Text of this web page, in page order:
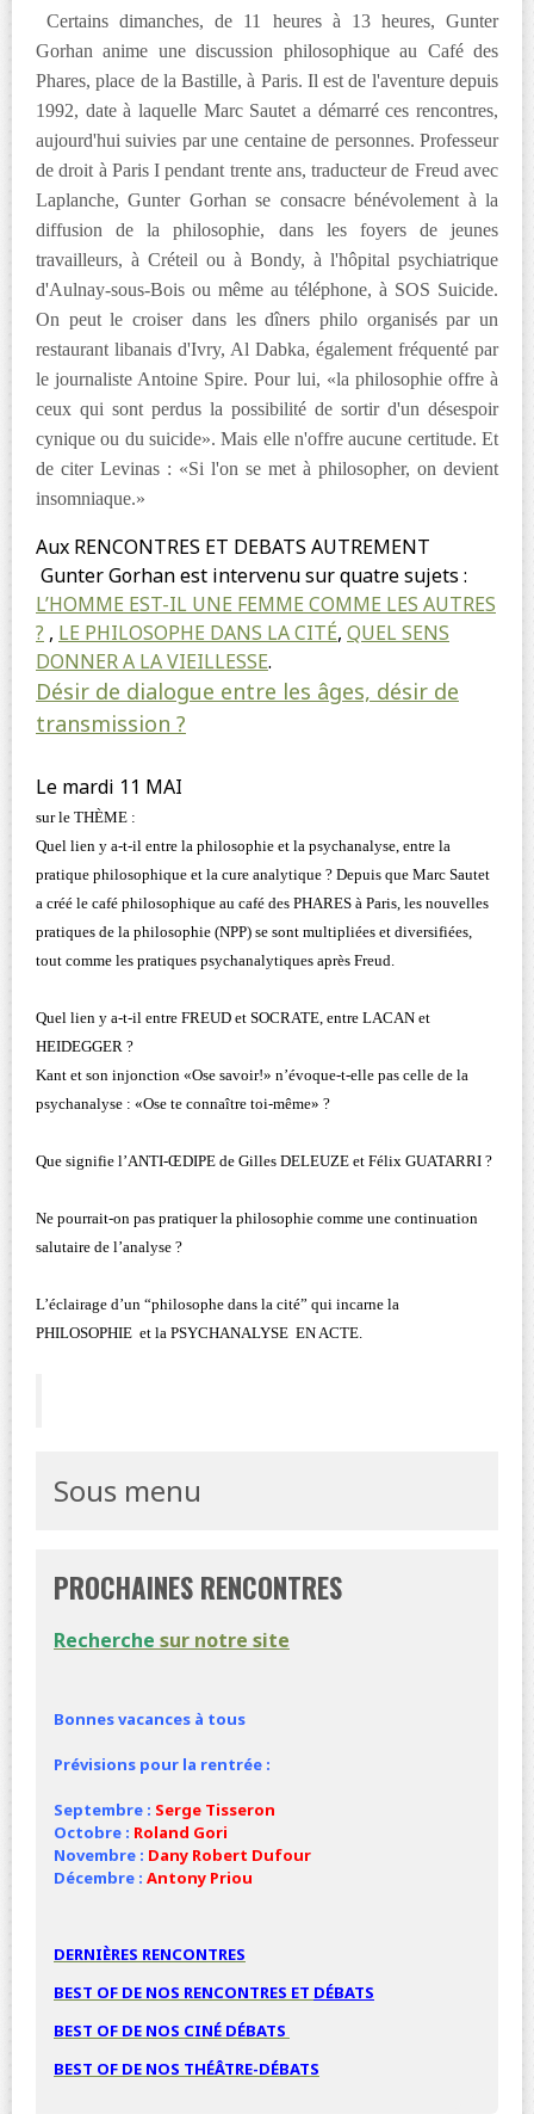
Certains dimanches, de 11 heures à 13 heures, Gunter
Gorhan anime une discussion philosophique au Café des
Phares, place de la Bastille, à Paris. Il est de l'aventure depuis
1992, date à laquelle Marc Sautet a démarré ces rencontres,
aujourd'hui suivies par une centaine de personnes. Professeur
de droit à Paris I pendant trente ans, traducteur de Freud avec
Laplanche, Gunter Gorhan se consacre bénévolement à la
diffusion de la philosophie, dans les foyers de jeunes
travailleurs, à Créteil ou à Bondy, à l'hôpital psychiatrique
d'Aulnay-sous-Bois ou même au téléphone, à SOS Suicide.
On peut le croiser dans les dîners philo organisés par un
restaurant libanais d'Ivry, Al Dabka, également fréquenté par
le journaliste Antoine Spire. Pour lui, «la philosophie offre à
ceux qui sont perdus la possibilité de sortir d'un désespoir
cynique ou du suicide». Mais elle n'offre aucune certitude. Et
de citer Levinas : «Si l'on se met à philosopher, on devient
insomniaque.»
Aux RENCONTRES ET DEBATS AUTREMENT
Gunter Gorhan est intervenu sur quatre sujets :
L’HOMME EST-IL UNE FEMME COMME LES AUTRES
? , LE PHILOSOPHE DANS LA CITÉ, QUEL SENS
DONNER A LA VIEILLESSE.
Désir de dialogue entre les âges, désir de
transmission ?
Le mardi 11 MAI
sur le THÈME :
Quel lien y a-t-il entre la philosophie et la psychanalyse, entre la
pratique philosophique et la cure analytique ? Depuis que Marc Sautet
a créé le café philosophique au café des PHARES à Paris, les nouvelles
pratiques de la philosophie (NPP) se sont multipliées et diversifiées,
tout comme les pratiques psychanalytiques après Freud.
Quel lien y a-t-il entre FREUD et SOCRATE, entre LACAN et
HEIDEGGER ?
Kant et son injonction «Ose savoir!» n’évoque-t-elle pas celle de la
psychanalyse : «Ose te connaître toi-même» ?
Que signifie l’ANTI-ŒDIPE de Gilles DELEUZE et Félix GUATARRI ?
Ne pourrait-on pas pratiquer la philosophie comme une continuation
salutaire de l’analyse ?
L’éclairage d’un “philosophe dans la cité” qui incarne la
PHILOSOPHIE et la PSYCHANALYSE EN ACTE.
Sous menu
PROCHAINES RENCONTRES
Recherche sur notre site
Bonnes vacances à tous
Prévisions pour la rentrée :
Septembre : Serge Tisseron
Octobre : Roland Gori
Novembre : Dany Robert Dufour
Décembre : Antony Priou
DERNIÈRES RENCONTRES
BEST OF DE NOS RENCONTRES ET DÉBATS
BEST OF DE NOS CINÉ DÉBATS
BEST OF DE NOS THÉÂTRE-DÉBATS